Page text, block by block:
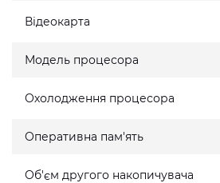
Відеокарта
Модель процесора
Охолодження процесора
Оперативна пам'ять
Об'єм другого накопичувача